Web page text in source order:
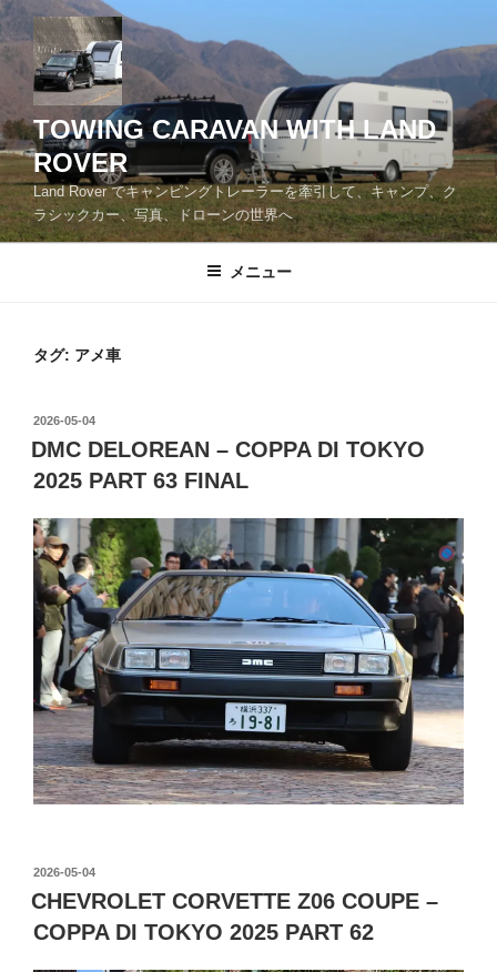
コ
ン
テ
ツ
へ
ス
キ
ッ
TOWING CARAVAN WITH LAND
ROVER
Land Rover でキャンピングトレーラーを牽引して、キャンプ、ク
ラシックカー、写真、ドローンの世界へ
メニュー
タグ: アメ車
投
稿
日:
2026-05-04
DMC DELOREAN – COPPA DI TOKYO
2025 PART 63 FINAL
投
稿
日:
2026-05-04
CHEVROLET CORVETTE Z06 COUPE –
COPPA DI TOKYO 2025 PART 62